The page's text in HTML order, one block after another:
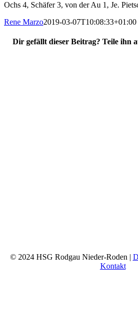
Ochs 4, Schäfer 3, von der Au 1, Je.
Rene Marzo2019-03-07T10:08:33+01:00
Dir gefällt dieser Beitrag? Teile ihn
© 2024 HSG Rodgau Nieder-Roden |
Kontakt